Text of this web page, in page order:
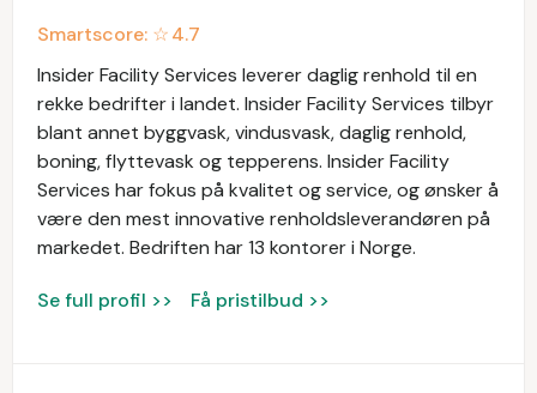
Smartscore: ☆4.7
Insider Facility Services leverer daglig renhold til en
rekke bedrifter i landet. Insider Facility Services tilbyr
blant annet byggvask, vindusvask, daglig renhold,
boning, flyttevask og tepperens. Insider Facility
Services har fokus på kvalitet og service, og ønsker å
være den mest innovative renholdsleverandøren på
markedet. Bedriften har 13 kontorer i Norge.
Se full profil >> Få pristilbud >>